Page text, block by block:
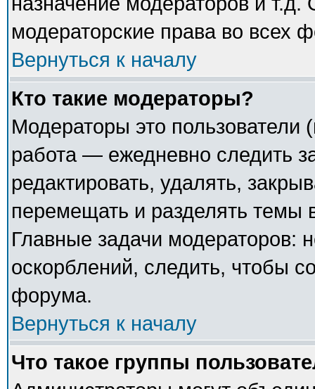
модераторские права во всех
Вернуться к началу
Кто такие модераторы?
Модераторы это пользователи
работа — ежедневно следить
редактировать, удалять,
перемещать и разделять темы
Главные задачи модераторов:
оскорблений, следить, чтобы
форума.
Вернуться к началу
Что такое группы